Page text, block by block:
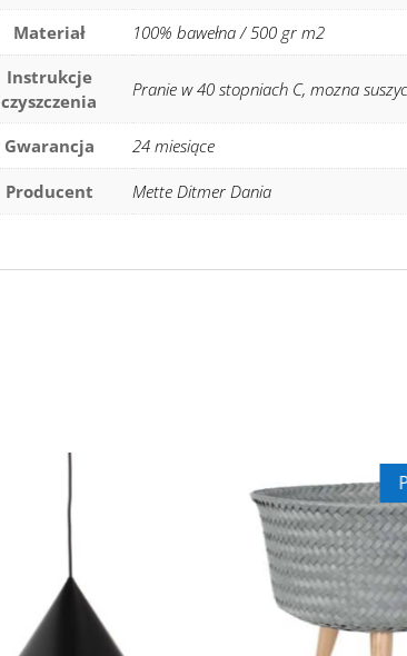
Materiał
100% bawełna / 500 gr m2
Instrukcje
czyszczenia
Pranie w 40 stopniach C, mozna
Gwarancja 24 miesiące
Producent Mette Ditmer Dania